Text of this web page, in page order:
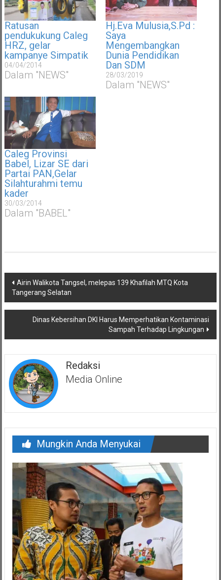
Ratusan
pendukukung Caleg
HRZ, gelar
kampanye Simpatik
04/04/2014
Dalam "NEWS"
Hj.Eva Mulusia,S.Pd :
Saya
Mengembangkan
Dunia Pendidikan
Dan SDM
28/03/2019
Dalam "NEWS"
Caleg Provinsi
Babel, Lizar SE dari
Partai PAN,Gelar
Silahturahmi temu
kader
30/03/2014
Dalam "BABEL"
Navigasi
pos
Airin Walikota Tangsel, melepas 139 Khafilah MTQ Kota
Tangerang Selatan
Dinas Kebersihan DKI Harus Memperhatikan Kontaminasi
Sampah Terhadap Lingkungan
Redaksi
Media Online
Mungkin Anda Menyukai